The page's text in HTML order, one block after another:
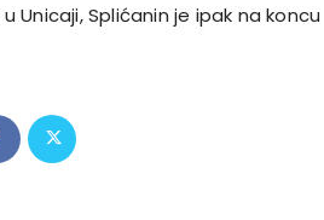
u Unicaji, Splićanin je ipak na koncu